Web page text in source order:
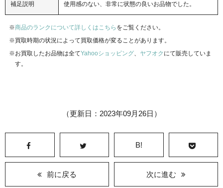
補足説明 使用感のない、非常に状態の良いお品物でした。
商品のランクについて詳しくはこちら をご覧ください。
買取時期の状況によって買取価格が変ることがあります。
お買取したお品物は全てYahooショッピング、 ヤフオク にて販売していま
す。
（更新日：2023年09月26日）
B!
前に戻る 次に進む